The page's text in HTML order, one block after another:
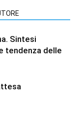
Sintesi
tendenza delle